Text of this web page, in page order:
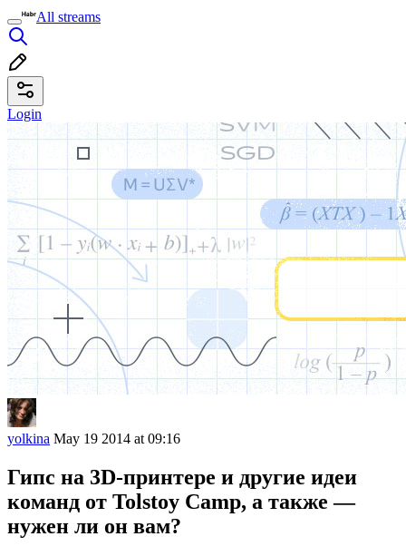
All streams
Login
yolkina May 19 2014 at 09:16
Гипс на 3D-принтере и другие идеи
команд от Tolstoy Camp, а также —
нужен ли он вам?